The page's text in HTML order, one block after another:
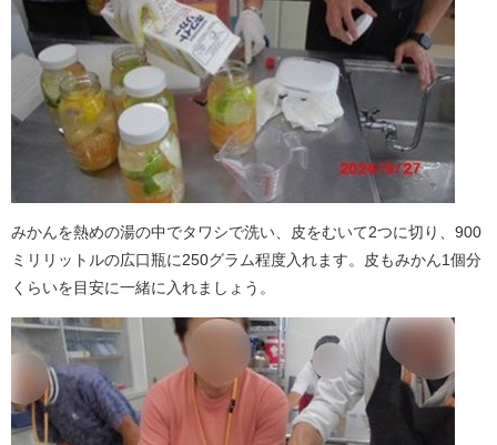
みかんを熱めの湯の中でタワシで洗い、皮をむいて2つに切り、900
ミリリットルの広口瓶に250グラム程度入れます。皮もみかん1個分
くらいを目安に一緒に入れましょう。